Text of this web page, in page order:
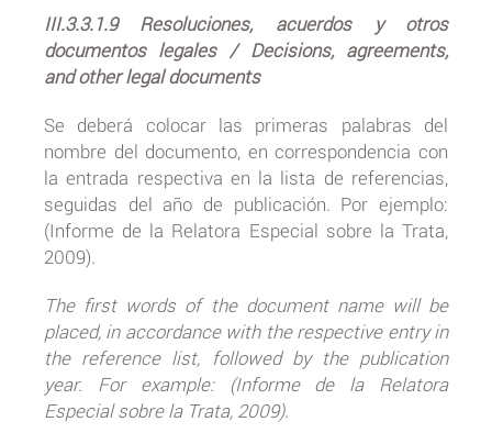
III.3.3.1.9 Resoluciones, acuerdos y otros
documentos legales / Decisions, agreements,
and other legal documents
Se deberá colocar las primeras palabras del
nombre del documento, en correspondencia con
la entrada respectiva en la lista de referencias,
seguidas del año de publicación. Por ejemplo:
(Informe de la Relatora Especial sobre la Trata,
2009).
The first words of the document name will be
placed, in accordance with the respective entry in
the reference list, followed by the publication
year. For example: (Informe de la Relatora
Especial sobre la Trata, 2009).